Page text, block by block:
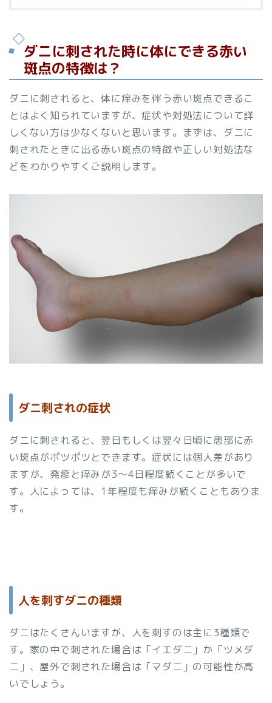
ダニに刺された時に体にできる赤い
斑点の特徴は？
ダニに刺されると、体に痒みを伴う赤い斑点できるこ
とはよく知られていますが、症状や対処法について詳
しくない方は少なくないと思います。まずは、ダニに
刺されたときに出る赤い斑点の特徴や正しい対処法な
どをわかりやすくご説明します。
ダニ刺されの症状
ダニに刺されると、翌日もしくは翌々日頃に患部に赤
い斑点がポツポツとできます。症状には個人差があり
ますが、発疹と痒みが3～4日程度続くことが多いで
す。人によっては、1年程度も痒みが続くこともありま
す。
人を刺すダニの種類
ダニはたくさんいますが、人を刺すのは主に3種類で
す。家の中で刺された場合は「イエダニ」か「ツメダ
ニ」、屋外で刺された場合は「マダニ」の可能性が高
いでしょう。